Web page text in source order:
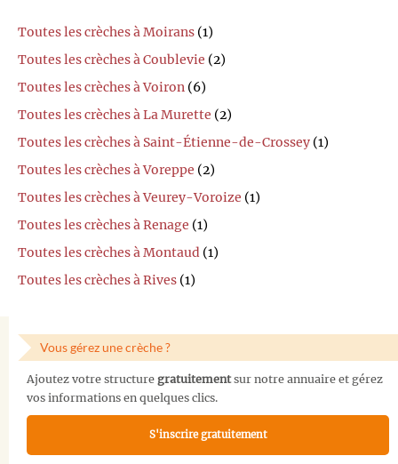
Toutes les crèches à Moirans (1)
Toutes les crèches à Coublevie (2)
Toutes les crèches à Voiron (6)
Toutes les crèches à La Murette (2)
Toutes les crèches à Saint-Étienne-de-Crossey (1)
Toutes les crèches à Voreppe (2)
Toutes les crèches à Veurey-Voroize (1)
Toutes les crèches à Renage (1)
Toutes les crèches à Montaud (1)
Toutes les crèches à Rives (1)
Vous gérez une crèche ?
Ajoutez votre structure gratuitementsur notre annuaire et gérez
vos informations en quelques clics.
S'inscrire gratuitement